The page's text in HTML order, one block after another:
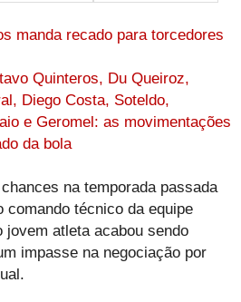
manda recado para torcedores
Quinteros, Du Queiroz,
Diego Costa, Soteldo,
e Geromel: as movimentações
da bola
na temporada passada
comando técnico da equipe
atleta acabou sendo
impasse na negociação por